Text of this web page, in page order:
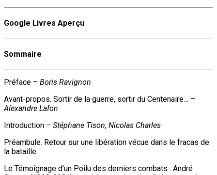
Google Livres Aperçu
Sommaire
Préface – Boris Ravignon
Avant-propos. Sortir de la guerre, sortir du Centenaire… –
Alexandre Lafon
Introduction – Stéphane Tison, Nicolas Charles
Préambule. Retour sur une libération vécue dans le fracas de
la bataille
Le Témoignage d'un Poilu des derniers combats : André